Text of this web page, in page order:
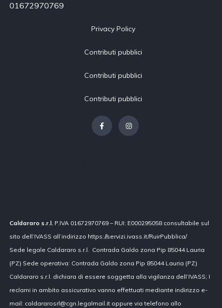
01672970769
Privacy Policy
Contributi pubblici
Contributi pubblici
Contributi pubblici
Caldararo s.r.l. P.IVA 01672970769 – RUI: E000295058 consultabile sul
sito dell’IVASS all’indirizzo https://servizi.ivass.it/RuirPubblica/
Sede legale Caldararo s.r.l. Contrada Galdo zona Pip 85044 Lauria
(PZ) Sede operativa: Contrada Galdo zona Pip 85044 Lauria (PZ)
Caldararo s.r.l. dichiara di essere soggetta alla vigilanza dell’IVASS; I
reclami in ambito assicurativo vanno effettuati mediante indirizzo e-
mail: caldararosrl@cgn.legalmail.it oppure via telefono allo